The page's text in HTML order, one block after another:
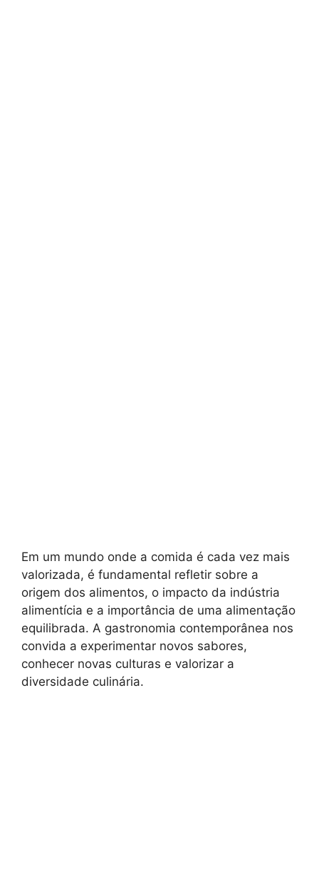
Em um mundo onde a comida é cada vez mais
valorizada, é fundamental refletir sobre a
origem dos alimentos, o impacto da indústria
alimentícia e a importância de uma alimentação
equilibrada. A gastronomia contemporânea nos
convida a experimentar novos sabores,
conhecer novas culturas e valorizar a
diversidade culinária.